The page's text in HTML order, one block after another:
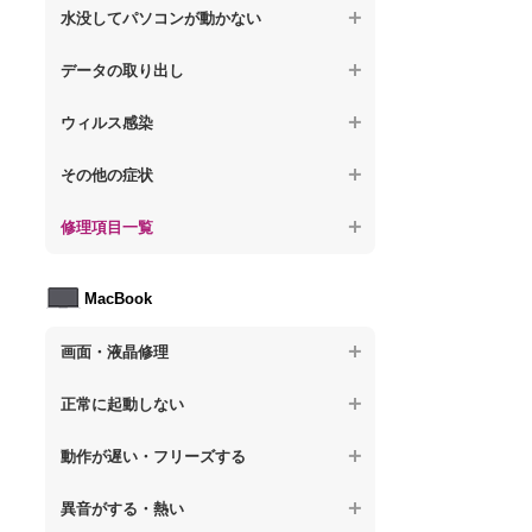
が固まる
り返す
【ノートパソコン】修復モードから復旧で
【ノートパソコン】その他の起動しない問
題
【ノートパソコン】パソコンから異音がす
【ノートパソコン】パソコン本体が熱い
【ノートパソコン】異音や熱に関するその
水没してパソコンが動かない
【ノートパソコン】水没してパソコンが動
データの取り出し
【ノートパソコン】起動しないPCのデータ
【ノートパソコン】ログインできないPCの
【ノートパソコン】データ取り出しのその
ウィルス感染
【ノートパソコン】特定のプログラムを削
【ノートパソコン】ウィルスにより正常動
【ノートパソコン】セキュリティ対策をし
【ノートパソコン】ウィルス感染のその他
その他の症状
【ノートパソコン】事例紹介
修理項目一覧
【ノートパソコン】電源故障
【ノートパソコン】液晶ディスプレイ交換
【ノートパソコン】マザーボード修理
MacBook
画面・液晶修理
【macbook】画面の割れ・破損
のノイズが入る、色がおかしい、チラつく
正常に起動しない
【macbook】電源ボタンを押しても反応が
【macbook】電源は入るが画面は真っ暗で
動作が遅い・フリーズする
異音がする・熱い